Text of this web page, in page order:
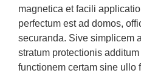
magnetica et facili
perfectum est ad domos,
securanda. Sive simplicem
stratum protectionis
functionem certam sine ullo